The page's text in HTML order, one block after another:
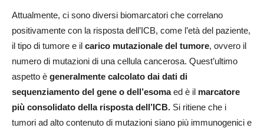
Attualmente, ci sono diversi biomarcatori che correlano
positivamente con la risposta dell’ICB, come l’età del paziente,
il tipo di tumore e il carico mutazionale del tumore, ovvero il
numero di mutazioni di una cellula cancerosa. Quest’ultimo
aspetto è generalmente calcolato dai dati di
sequenziamento del gene o dell’esomaed è il marcatore
più consolidato della risposta dell’ICB. Si ritiene che i
tumori ad alto contenuto di mutazioni siano più immunogenici e